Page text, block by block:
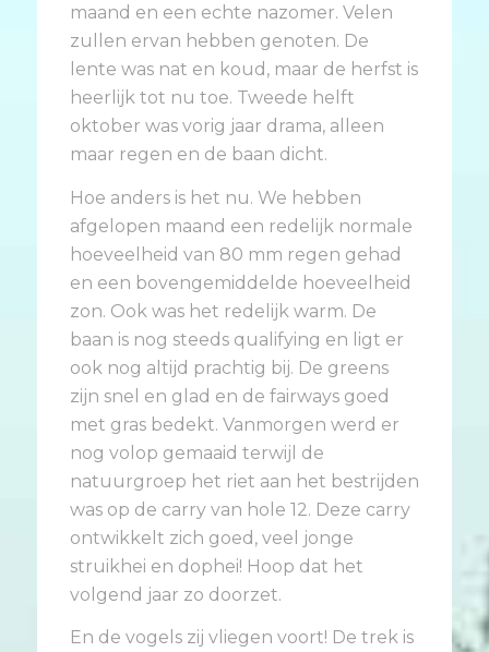
maand en een echte nazomer. Velen
zullen ervan hebben genoten. De
lente was nat en koud, maar de herfst is
heerlijk tot nu toe. Tweede helft
oktober was vorig jaar drama, alleen
maar regen en de baan dicht.
Hoe anders is het nu. We hebben
afgelopen maand een redelijk normale
hoeveelheid van 80 mm regen gehad
en een bovengemiddelde hoeveelheid
zon. Ook was het redelijk warm. De
baan is nog steeds qualifying en ligt er
ook nog altijd prachtig bij. De greens
zijn snel en glad en de fairways goed
met gras bedekt. Vanmorgen werd er
nog volop gemaaid terwijl de
natuurgroep het riet aan het bestrijden
was op de carry van hole 12. Deze carry
ontwikkelt zich goed, veel jonge
struikhei en dophei! Hoop dat het
volgend jaar zo doorzet.
En de vogels zij vliegen voort! De trek is